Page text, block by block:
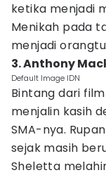
ketika menjadi
Menikah pada
menjadi
3. Anthony
Default Image IDN
Bintang dari
menjalin kasih
SMA-nya.
sejak masih
Sheletta